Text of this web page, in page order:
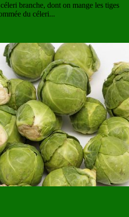
branche, dont on mange les tiges
du céleri...